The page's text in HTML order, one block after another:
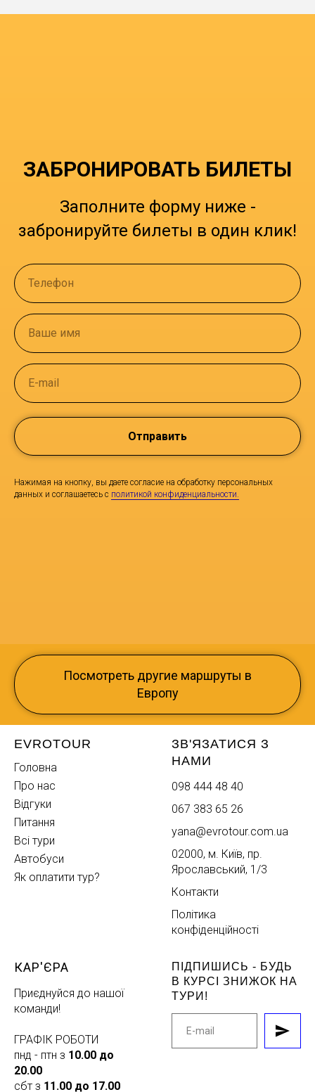
ЗАБРОНИРОВАТЬ БИЛЕТЫ
Заполните форму ниже -
забронируйте билеты в один клик!
Телефон
Ваше имя
E-mail
Отправить
Нажимая на кнопку, вы даете согласие на обработку персональных
данных и соглашаетесь c политикой конфиденциальности.
Посмотреть другие маршруты в
Европу
EVROTOUR
Головна
Про нас
Відгуки
Питання
Всі тури
Автобуси
Як оплатити тур?
ЗВ'ЯЗАТИСЯ З
НАМИ
098 444 48 40
067 383 65 26
yana@evrotour.com.ua
02000, м. Київ, пр.
Ярославський, 1/3
Контакти
Політика
конфіденційності
КАР'ЄРА
Приєднуйся до нашої
команди!
ГРАФІК РОБОТИ
пнд - птн з 10.00 до
20.00
сбт з 11.00 до 17.00
ПІДПИШИСЬ - БУДЬ
В КУРСІ ЗНИЖОК НА
ТУРИ!